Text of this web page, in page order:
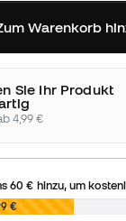
Warenkorb
Sie Ihr Produkt
4,99 €
60 € hinzu, um
€